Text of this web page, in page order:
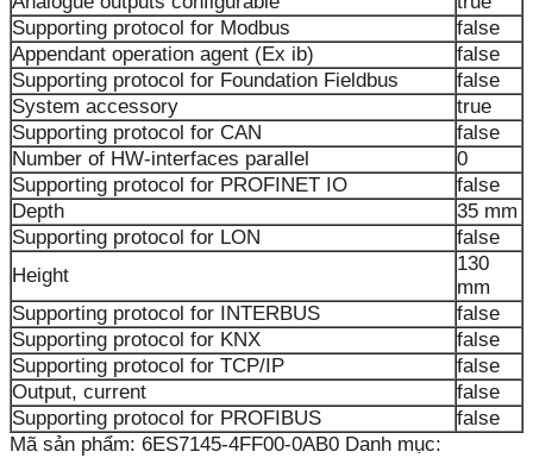
Supporting protocol for Modbus
false
Appendant operation agent (Ex ib)
false
Supporting protocol for Foundation Fieldbus
false
System accessory
true
Supporting protocol for CAN
false
Number of HW-interfaces parallel
0
Supporting protocol for PROFINET IO
false
Depth
35 mm
Supporting protocol for LON
false
Height
130
mm
Supporting protocol for INTERBUS
false
Supporting protocol for KNX
false
Supporting protocol for TCP/IP
false
Output, current
false
Supporting protocol for PROFIBUS
false
Mã sản phẩm: 6ES7145-4FF00-0AB0 Danh mục: